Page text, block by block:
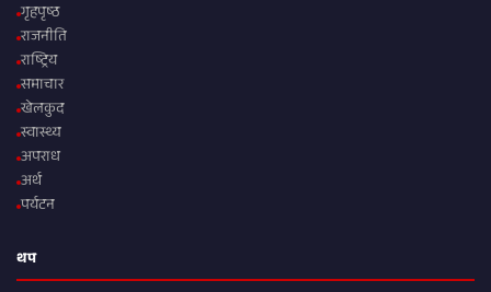
गृहपृष्ठ
राजनीति
राष्ट्रिय
समाचार
खेलकुद
स्वास्थ्य
अपराध
अर्थ
पर्यटन
थप